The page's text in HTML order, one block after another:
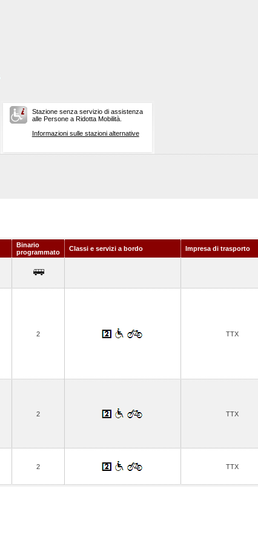
Stazione senza servizio di assistenza
alle Persone a Ridotta Mobilità.
Informazioni sulle stazioni alternative
Binario
programmato
Classi e servizi a bordo Impresa di trasporto
2 TTX
2 TTX
2 TTX